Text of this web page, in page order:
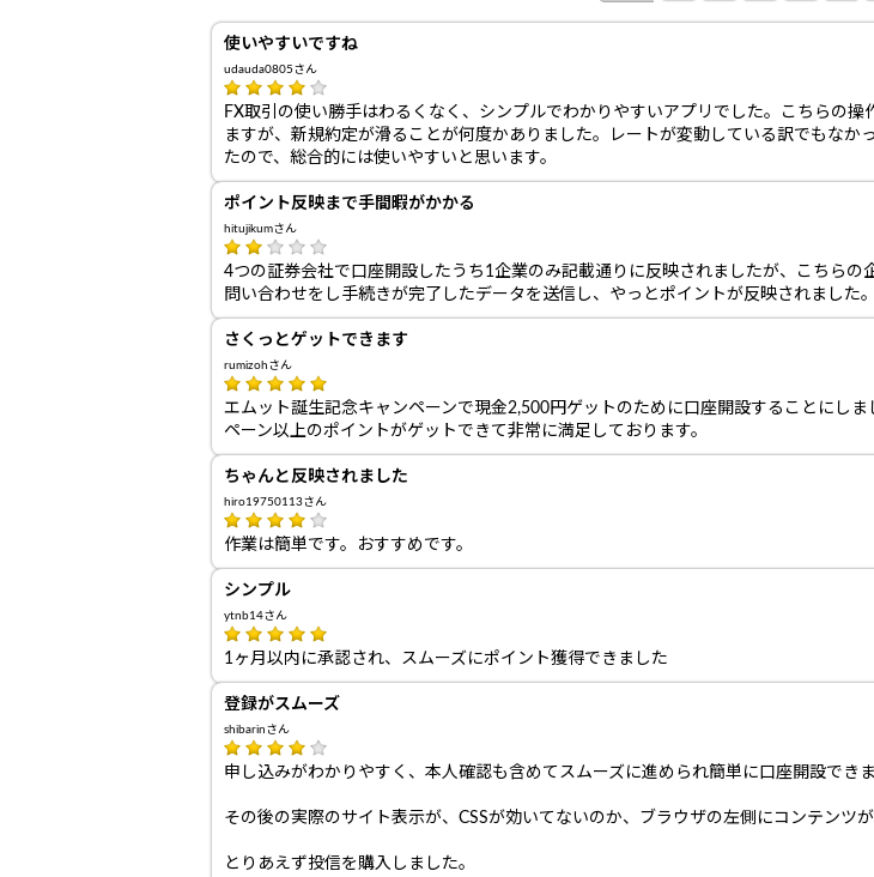
使いやすいですね
udauda0805さん
FX取引の使い勝手はわるくなく、シンプルでわかりやすいアプリでした。こちらの
ますが、新規約定が滑ることが何度かありました。レートが変動している訳でもな
たので、総合的には使いやすいと思います。
ポイント反映まで手間暇がかかる
hitujikumさん
4つの証券会社で口座開設したうち1企業のみ記載通りに反映されましたが、こちら
問い合わせをし手続きが完了したデータを送信し、やっとポイントが反映されました。
さくっとゲットできます
rumizohさん
エムット誕生記念キャンペーンで現金2,500円ゲットのために口座開設することにし
ペーン以上のポイントがゲットできて非常に満足しております。
ちゃんと反映されました
hiro19750113さん
作業は簡単です。おすすめです。
シンプル
ytnb14さん
1ヶ月以内に承認され、スムーズにポイント獲得できました
登録がスムーズ
shibarinさん
申し込みがわかりやすく、本人確認も含めてスムーズに進められ簡単に口座開設できま
その後の実際のサイト表示が、CSSが効いてないのか、ブラウザの左側にコンテンツ
とりあえず投信を購入しました。